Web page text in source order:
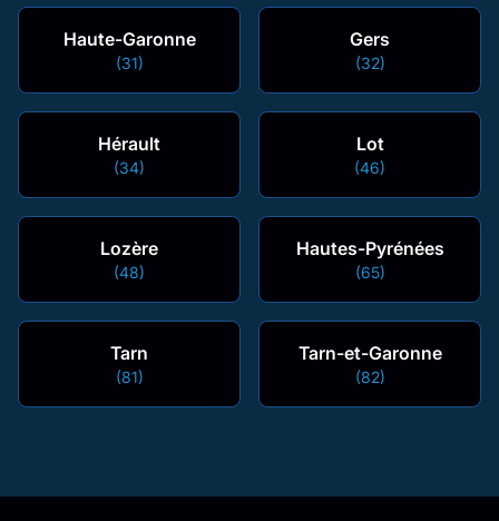
Haute-Garonne
(31)
Gers
(32)
Hérault
(34)
Lot
(46)
Lozère
(48)
Hautes-Pyrénées
(65)
Tarn
(81)
Tarn-et-Garonne
(82)